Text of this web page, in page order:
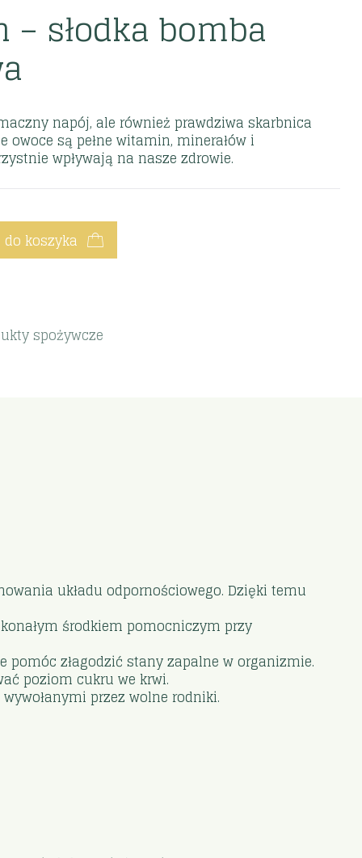
– słodka bomba
napój, ale również prawdziwa skarbnica
owoce są pełne witamin, minerałów i
wpływają na nasze zdrowie.
do koszyka
spożywcze
układu odpornościowego. Dzięki temu
środkiem pomocniczym przy
złagodzić stany zapalne w organizmie.
poziom cukru we krwi.
przez wolne rodniki.